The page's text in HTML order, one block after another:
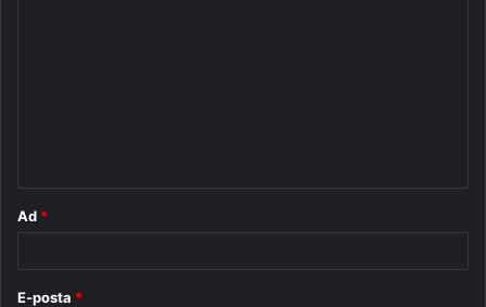
Ad *
E-posta *